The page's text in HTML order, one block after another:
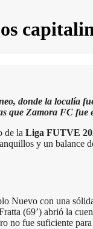
donde la localía
Zamora FC fue
de la Liga FUTVE
y un balance
Nuevo con una
(69’) abrió la
no fue suficiente